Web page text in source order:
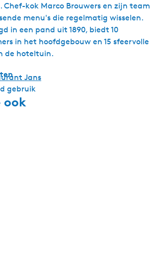
gebruik
Chef-kok Marco Brouwers en zijn team
menu's die regelmatig wisselen.
in een pand uit 1890, biedt 10
in het hoofdgebouw en 15 sfeervolle
de hoteltuin.
Jans
ook